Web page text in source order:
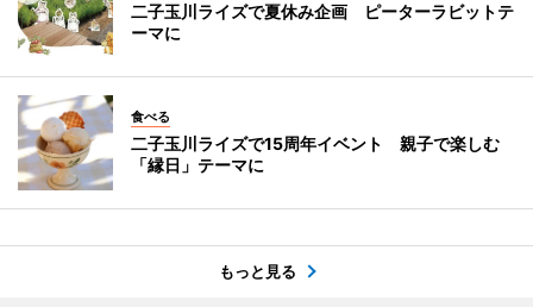
二子玉川ライズで夏休み企画 ピーターラビットテ
ーマに
食べる
二子玉川ライズで15周年イベント 親子で楽しむ
「縁日」テーマに
もっと見る